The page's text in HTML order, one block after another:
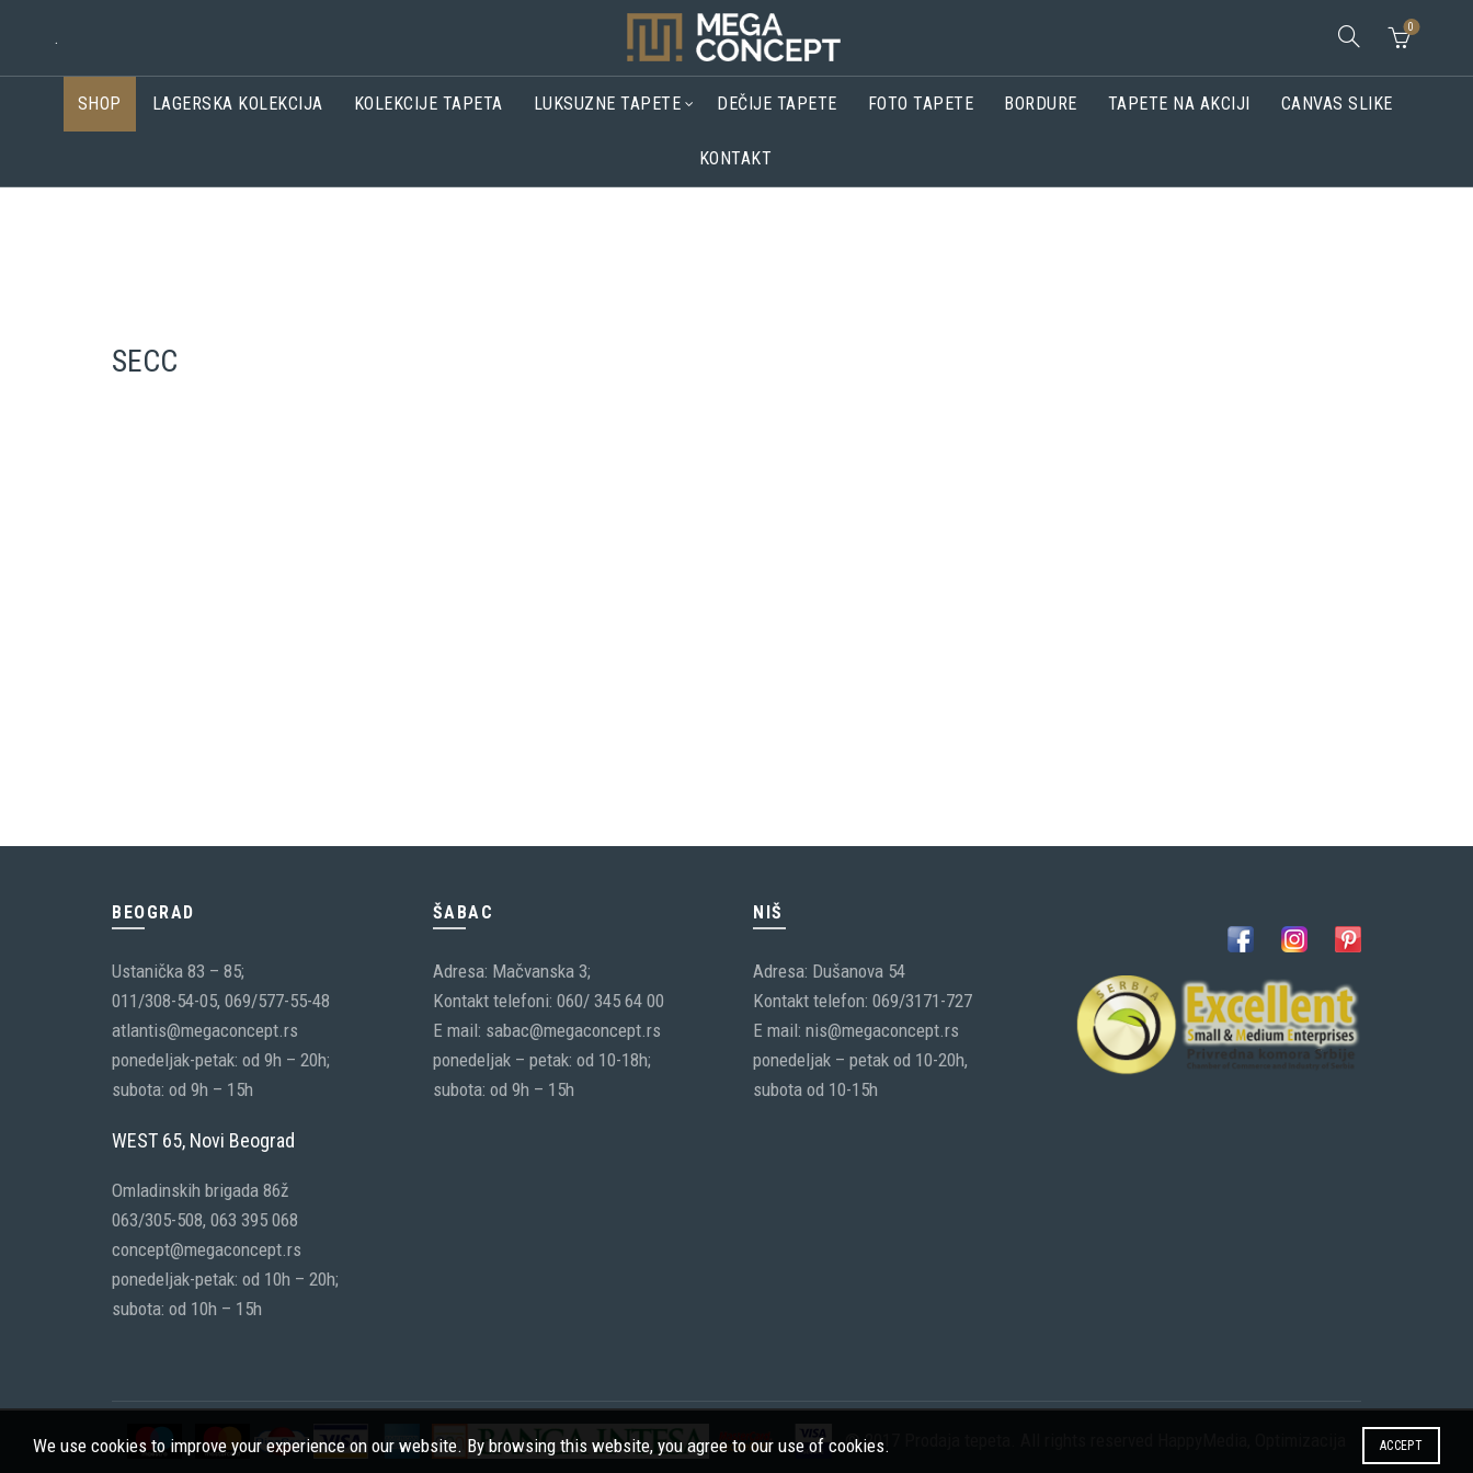
. 0
SHOP LAGERSKA KOLEKCIJA KOLEKCIJE TAPETA LUKSUZNE TAPETE DEČIJE TAPETE FOTO TAPETE BORDURE TAPETE NA AKCIJI CANVAS SLIKE
KONTAKT
SECC
BEOGRAD
Ustanička 83 – 85;
011/308-54-05, 069/577-55-48
atlantis@megaconcept.rs
ponedeljak-petak: od 9h – 20h;
subota: od 9h – 15h
WEST 65, Novi Beograd
Omladinskih brigada 86ž
063/305-508, 063 395 068
concept@megaconcept.rs
ponedeljak-petak: od 10h – 20h;
subota: od 10h – 15h
ŠABAC
Adresa: Mačvanska 3;
Kontakt telefoni: 060/ 345 64 00
E mail: sabac@megaconcept.rs
ponedeljak – petak: od 10-18h;
subota: od 9h – 15h
NIŠ
Adresa: Dušanova 54
Kontakt telefon: 069/3171-727
E mail: nis@megaconcept.rs
ponedeljak – petak od 10-20h,
subota od 10-15h
© 2017 Prodaja tepeta. All rights reserved
We use cookies to improve your experience on our website. By browsing this website, you agree to our use of cookies. ACCEPT